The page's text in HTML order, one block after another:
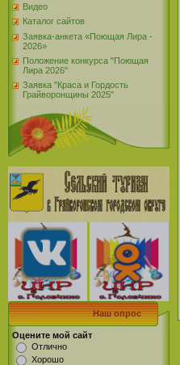
Видео
Каталог сайтов
Заявка-анкета «Поющая Лира -
2026»
Положение конкурса "Поющая
Лира 2026"
Заявка "Краса и Гордость
Грайворонщины 2025"
Наш опрос
Оцените мой сайт
Отлично
Хорошо